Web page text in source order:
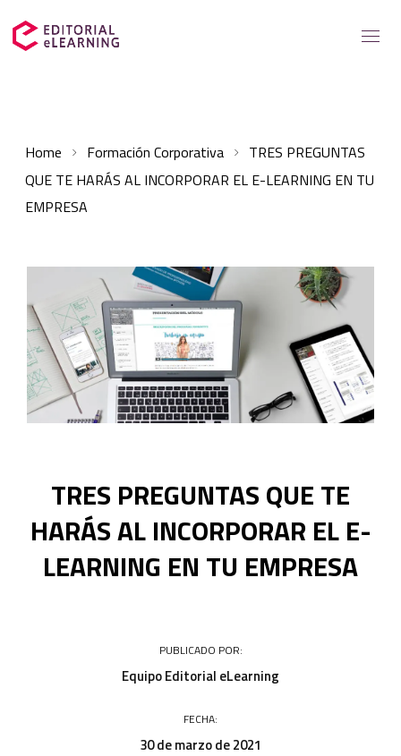
Soluciones para
Casos de éxito
Recursos elearning
Sobre nosotros
Contacto
Home Formación Corporativa
TRES PREGUNTAS
QUE TE HARÁS AL INCORPORAR EL E-LEARNING EN TU
EMPRESA
TRES PREGUNTAS QUE TE
HARÁS AL INCORPORAR EL E-
LEARNING EN TU EMPRESA
PUBLICADO POR:
Equipo Editorial eLearning
FECHA:
30 de marzo de 2021